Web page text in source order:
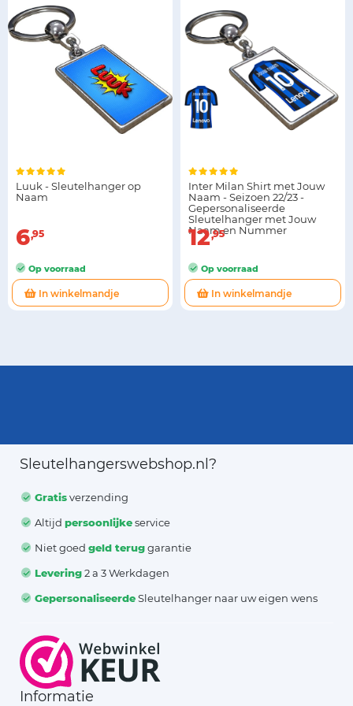
Luuk - Sleutelhanger op
Naam
6 95
Op voorraad
In winkelmandje
Inter Milan Shirt met Jouw
Naam - Seizoen 22/23 -
Gepersonaliseerde
Sleutelhanger met Jouw
Naam en Nummer
12 95
Op voorraad
In winkelmandje
Sleutelhangerswebshop.nl?
Gratisverzending
Altijdpersoonlijkeservice
Niet goedgeld teruggarantie
Levering2 a 3 Werkdagen
GepersonaliseerdeSleutelhanger naar uw eigen wens
Informatie